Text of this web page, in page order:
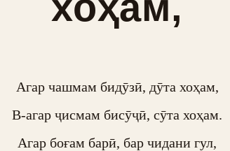
Агар чашмам бидӯзӣ, дӯта хоҳам,
В-агар ҷисмам бисӯҷӣ, сӯта хоҳам.
Агар боғам барӣ, бар чидани гул,